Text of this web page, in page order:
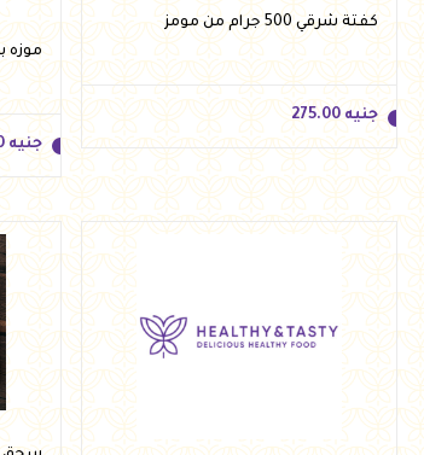
كفتة شرقي 500 جرام من مومز
جنيه 275.00
جنيه
أضف للسلة
موزه بلدي 900
جنيه
جنيه